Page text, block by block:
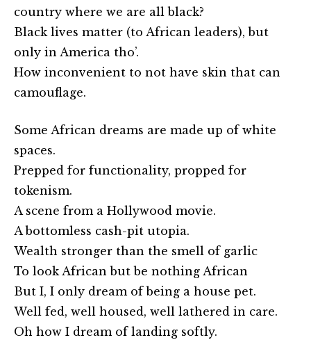
country where we are all black?
Black lives matter (to African leaders), but
only in America tho’.
How inconvenient to not have skin that can
camouflage.
Some African dreams are made up of white
spaces.
Prepped for functionality, propped for
tokenism.
A scene from a Hollywood movie.
A bottomless cash-pit utopia.
Wealth stronger than the smell of garlic
To look African but be nothing African
But I, I only dream of being a house pet.
Well fed, well housed, well lathered in care.
Oh how I dream of landing softly.